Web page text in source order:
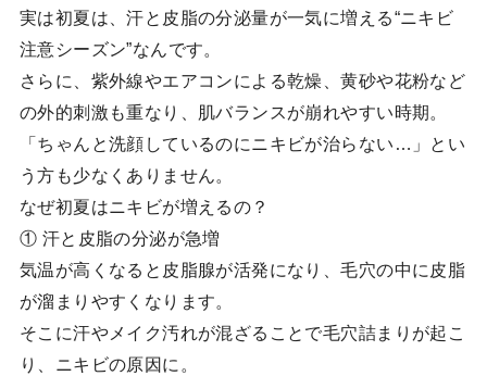
実は初夏は、汗と皮脂の分泌量が一気に増える“ニキビ
注意シーズン”なんです。
さらに、紫外線やエアコンによる乾燥、黄砂や花粉など
の外的刺激も重なり、肌バランスが崩れやすい時期。
「ちゃんと洗顔しているのにニキビが治らない…」とい
う方も少なくありません。
なぜ初夏はニキビが増えるの？
① 汗と皮脂の分泌が急増
気温が高くなると皮脂腺が活発になり、毛穴の中に皮脂
が溜まりやすくなります。
そこに汗やメイク汚れが混ざることで毛穴詰まりが起こ
り、ニキビの原因に。